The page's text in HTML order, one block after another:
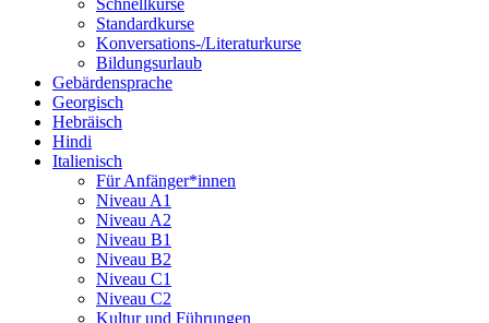
Standardkurse
Konversations-/Literaturkurse
Bildungsurlaub
Gebärdensprache
Georgisch
Hebräisch
Hindi
Italienisch
Für Anfänger*innen
Niveau A1
Niveau A2
Niveau B1
Niveau B2
Niveau C1
Niveau C2
Kultur und Führungen